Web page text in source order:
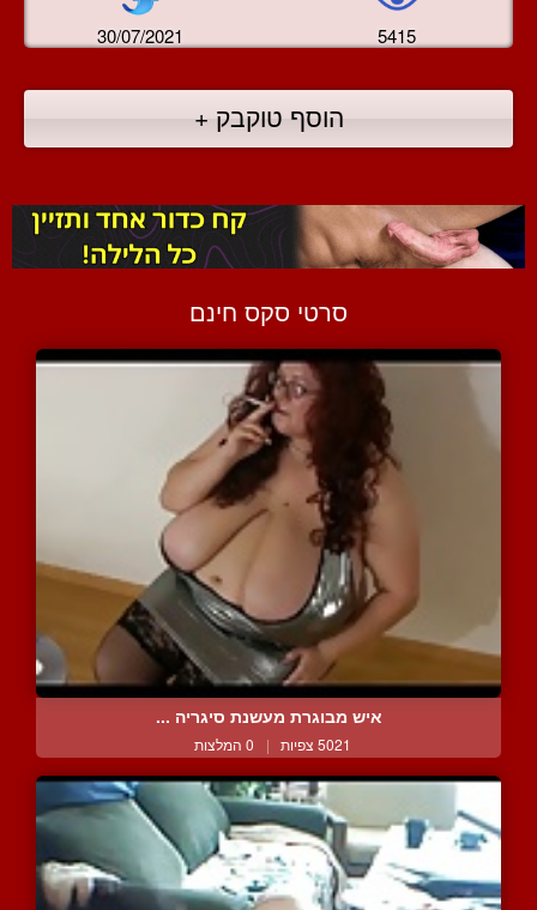
30/07/2021 5415
הוסף טוקבק +
סרטי סקס חינם
איש מבוגרת מעשנת סיגריה ...
5021 צפיות | 0 המלצות